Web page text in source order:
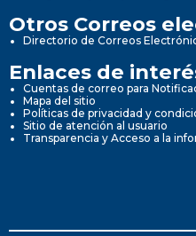
Otros Correos
Directorio de Correos
Enlaces de
Cuentas de correo para
Mapa del sitio
Políticas de privacidad y
Sitio de atención al usuario
Transparencia y Acceso a la